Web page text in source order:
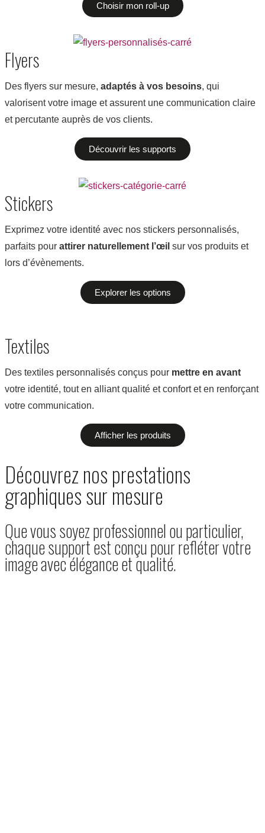
Choisir mon roll-up
Flyers
Des flyers sur mesure, adaptés à vos besoins, qui
valorisent votre image et assurent une communication claire
et percutante auprès de vos clients.
Découvrir les supports
Stickers
Exprimez votre identité avec nos stickers personnalisés,
parfaits pour attirer naturellement l’œil sur vos produits et
lors d’évènements.
Explorer les options
Textiles
Des textiles personnalisés conçus pour mettre en avant
votre identité, tout en alliant qualité et confort et en renforçant
votre communication.
Afficher les produits
Découvrez nos prestations
graphiques sur mesure
Que vous soyez professionnel ou particulier,
chaque support est conçu pour refléter votre
image avec élégance et qualité.